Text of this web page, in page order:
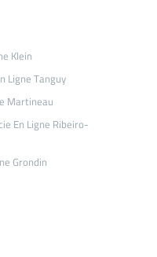
Klein
Ligne Tanguy
Martineau
En Ligne Ribeiro-
Grondin